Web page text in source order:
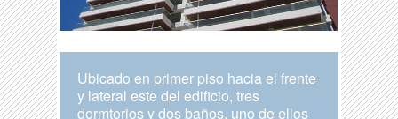
Ubicado en primer piso hacia el frente
y lateral este del edificio, tres
dormtorios y dos baños, uno de ellos